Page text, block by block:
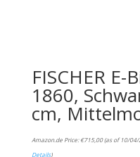
FISCHER E-
1860,
cm,
Amazon.de Price:€715,00(as of 10/04/
Details)